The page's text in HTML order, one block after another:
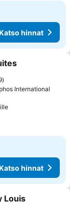
hinnat
International
Katso hinnat
hinnat
Louis